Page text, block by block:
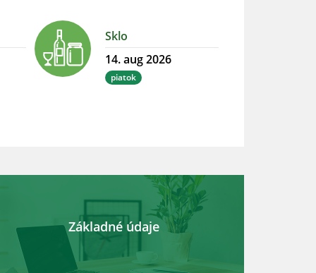
Sklo
14. aug 2026
piatok
Základné údaje